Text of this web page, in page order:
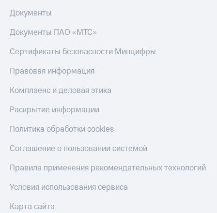
Документы
Документы ПАО «МТС»
Сертификаты безопасности Минцифры
Правовая информация
Комплаенс и деловая этика
Раскрытие информации
Политика обработки cookies
Соглашение о пользовании системой
Правила применения рекомендательных технологий
Условия использования сервиса
Карта сайта